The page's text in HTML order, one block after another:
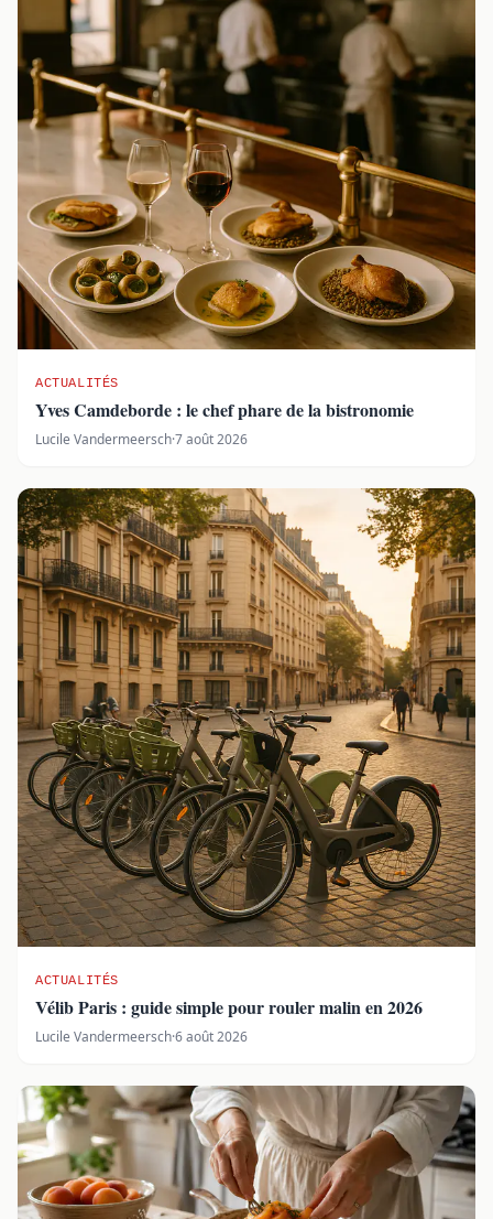
ACTUALITÉS
Yves Camdeborde : le chef phare de la bistronomie
Lucile Vandermeersch·7 août 2026
ACTUALITÉS
Vélib Paris : guide simple pour rouler malin en 2026
Lucile Vandermeersch·6 août 2026